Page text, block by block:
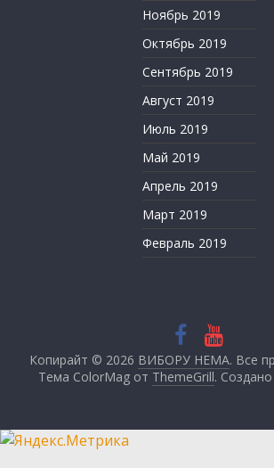
Ноябрь 2019
Октябрь 2019
Сентябрь 2019
Август 2019
Июль 2019
Май 2019
Апрель 2019
Март 2019
Февраль 2019
Копирайт © 2026 ВИБОРУ НЕМА. Все
Тема ColorMag от ThemeGrill.